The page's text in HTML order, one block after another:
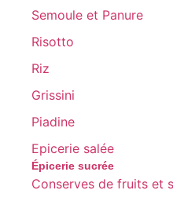
Semoule et Panure
Risotto
Riz
Grissini
Piadine
Epicerie salée
Épicerie sucrée
Conserves de fruits et